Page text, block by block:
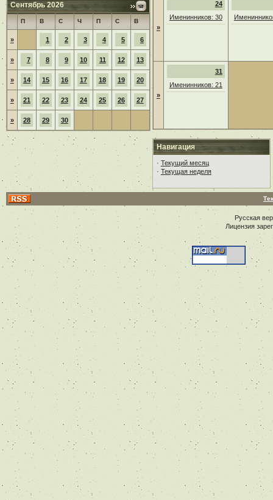
Сентябрь 2026
П В С Ч П С В
» 1 2 3 4 5 6
» 7 8 9 10 11 12 13
» 14 15 16 17 18 19 20
» 21 22 23 24 25 26 27
» 28 29 30
»
24
Именинников: 30
»
31
Именинников: 21
Навигация
· Текущий месяц
· Текущая неделя
Русская
Лицензия